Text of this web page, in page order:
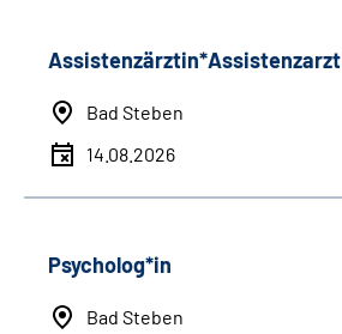
Assistenzärztin*Assistenzarzt
Bad Steben
14.08.2026
Psycholog*in
Bad Steben